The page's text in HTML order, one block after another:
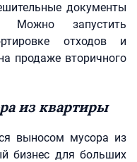
документы
Можно запустить
отходов и
продаже вторичного
из квартиры
выносом мусора из
бизнес для больших